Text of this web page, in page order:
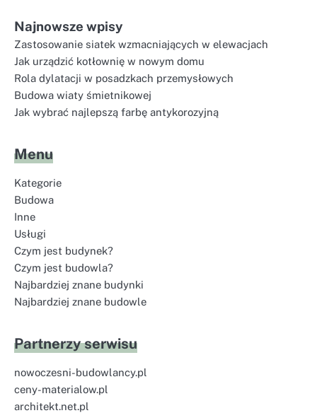
Najnowsze wpisy
Zastosowanie siatek wzmacniających w elewacjach
Jak urządzić kotłownię w nowym domu
Rola dylatacji w posadzkach przemysłowych
Budowa wiaty śmietnikowej
Jak wybrać najlepszą farbę antykorozyjną
Menu
Kategorie
Budowa
Inne
Usługi
Czym jest budynek?
Czym jest budowla?
Najbardziej znane budynki
Najbardziej znane budowle
Partnerzy serwisu
nowoczesni-budowlancy.pl
ceny-materialow.pl
architekt.net.pl